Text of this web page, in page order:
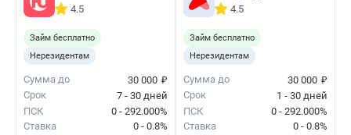
4.5
Займ бесплатно
Нерезидентам
Сумма до 30 000 ₽
Срок
7 - 30 дней
ПСК
0 - 292.000%
Ставка
0 - 0.8%
4.5
Займ бесплатно
Нерезидентам
Сумма до 30 000 ₽
Срок
1 - 30 дней
ПСК
0 - 292.000%
Ставка
0 - 0.8%